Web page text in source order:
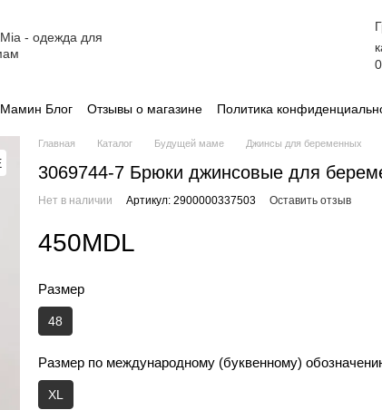
Мамин Блог Отзывы о магазине Политика
Главная Каталог Будущей маме Джинсы для беременных
3069744-7 Брюки джинсовые для
Нет в наличии Артикул: 2900000337503 Оставить отзыв
450MDL
Размер
48
Размер по международному (буквенному)
XL